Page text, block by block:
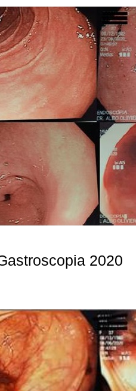
2020